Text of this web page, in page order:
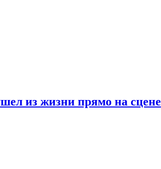
из жизни прямо на сцене